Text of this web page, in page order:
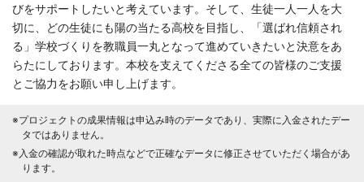
びをサポートしたいと考えています。そして、生徒一人一人を大
切に、どの生徒にも陽の当たる高校を目指し、「選ばれ信頼され
る」学校づくりを教職員一丸となって進めていきたいと決意をあ
らたにしております。本校を支えてくださる全ての皆様のご支援
とご協力をお願い申し上げます。
※プロジェクトの成果情報は申込み時のデータであり、実際に入金されたデー
タではありません。
※入金の確認が取れた時点などで正確なデータに修正させていただく場合があ
ります。